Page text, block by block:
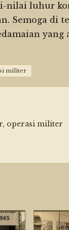
nilai luhur
Semoga di
yang
militer
operasi militer